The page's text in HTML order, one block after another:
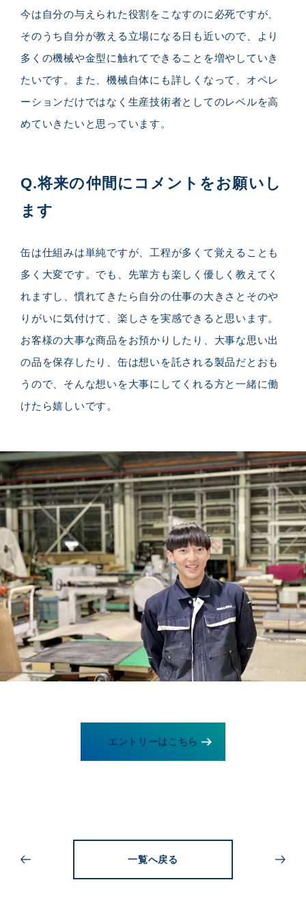
今は自分の与えられた役割をこなすのに必死ですが、
そのうち自分が教える立場になる日も近いので、より
多くの機械や金型に触れてできることを増やしていき
たいです。また、機械自体にも詳しくなって、オペレ
ーションだけではなく生産技術者としてのレベルを高
めていきたいと思っています。
Q.将来の仲間にコメントをお願いし
ます
缶は仕組みは単純ですが、工程が多くて覚えることも
多く大変です。でも、先輩方も楽しく優しく教えてく
れますし、慣れてきたら自分の仕事の大きさとそのや
りがいに気付けて、楽しさを実感できると思います。
お客様の大事な商品をお預かりしたり、大事な思い出
の品を保存したり、缶は想いを託される製品だとおも
うので、そんな想いを大事にしてくれる方と一緒に働
けたら嬉しいです。
エントリーはこちら
一覧へ戻る